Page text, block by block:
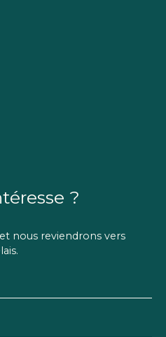
?
nous reviendrons vers